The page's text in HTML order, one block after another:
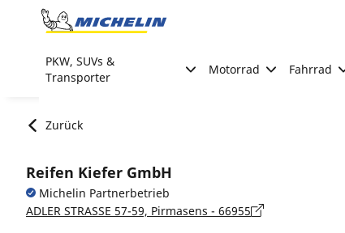
Go to page content
PKW, SUVs &
Transporter
Motorrad Fahrrad
Zurück
Reifen Kiefer GmbH
Michelin Partnerbetrieb
ADLER STRASSE 57-59, Pirmasens - 66955